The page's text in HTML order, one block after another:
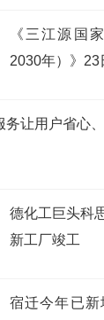
《三江源国
2030年）》23
务让用户省心
德化工巨头科
新工厂竣工
宿迁今年已新